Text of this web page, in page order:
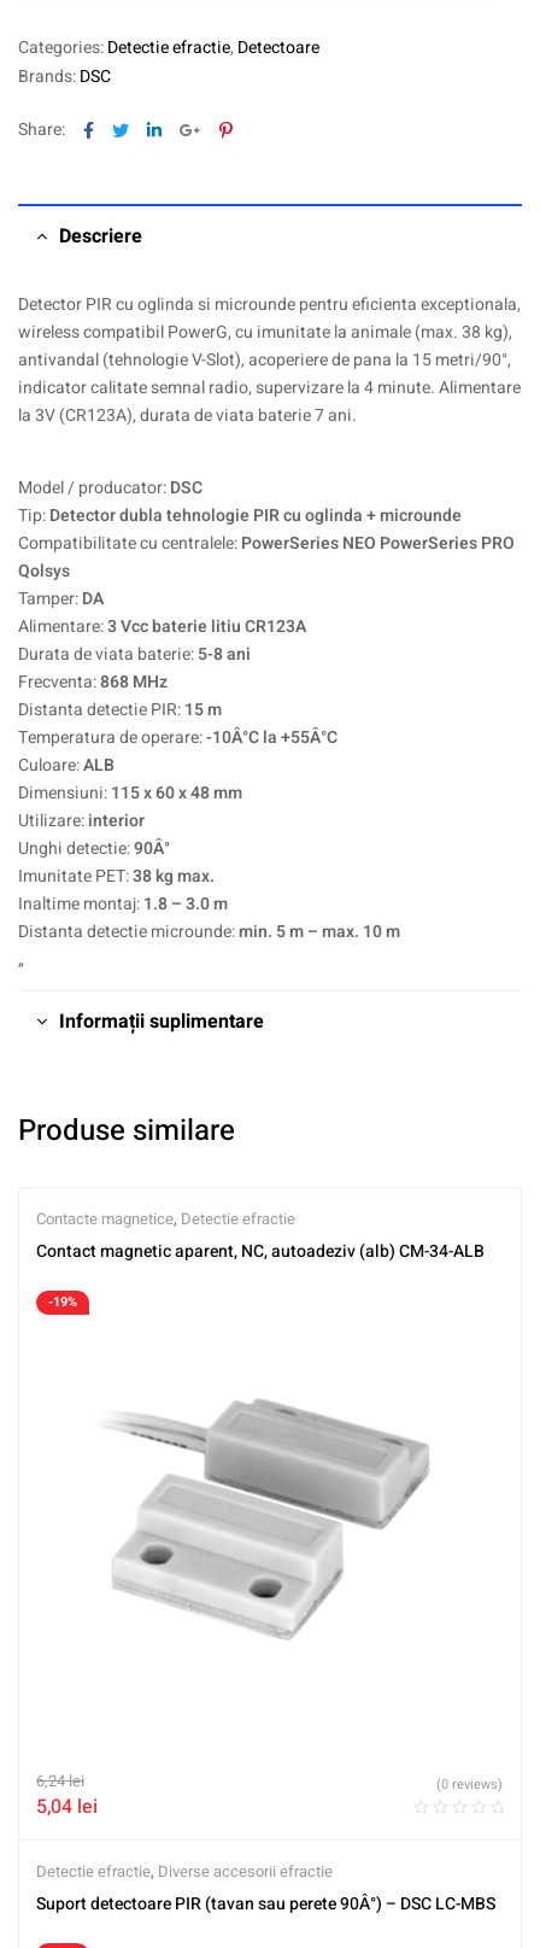
Categories:Detectie efractie, Detectoare
Brands:DSC
Share: Facebook
TwitterLinkedinGoogle+Pinterest
Descriere
Detector PIR cu oglinda si microunde pentru eficienta exceptionala,
wireless compatibil PowerG, cu imunitate la animale (max. 38 kg),
antivandal (tehnologie V-Slot), acoperiere de pana la 15 metri/90°,
indicator calitate semnal radio, supervizare la 4 minute. Alimentare
la 3V (CR123A), durata de viata baterie 7 ani.
Model / producator:DSC
Tip:Detector dubla tehnologie PIR cu oglinda + microunde
Compatibilitate cu centralele:PowerSeries NEO PowerSeries PRO
Qolsys
Tamper:DA
Alimentare:3 Vcc baterie litiu CR123A
Durata de viata baterie:5-8 ani
Frecventa:868 MHz
Distanta detectie PIR:15 m
Temperatura de operare:-10Â°C la +55Â°C
Culoare:ALB
Dimensiuni:115 x 60 x 48 mm
Utilizare:interior
Unghi detectie:90Â°
Imunitate PET:38 kg max.
Inaltime montaj:1.8 – 3.0 m
Distanta detectie microunde:min. 5 m – max. 10 m
„
Informații suplimentare
Produse similare
Contacte magnetice, Detectie efractie
Contact magnetic aparent, NC, autoadeziv (alb) CM-34-ALB
-19%
6,24lei
5,04 lei
(0 reviews)
Detectie efractie, Diverse accesorii efractie
Suport detectoare PIR (tavan sau perete 90Â°) – DSC LC-MBS